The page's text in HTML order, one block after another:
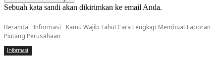
Sebuah kata sandi akan dikirimkan ke email Anda.
Beranda Informasi
Kamu Wajib Tahu! Cara Lengkap Membuat Laporan
Piutang Perusahaan​
Informasi